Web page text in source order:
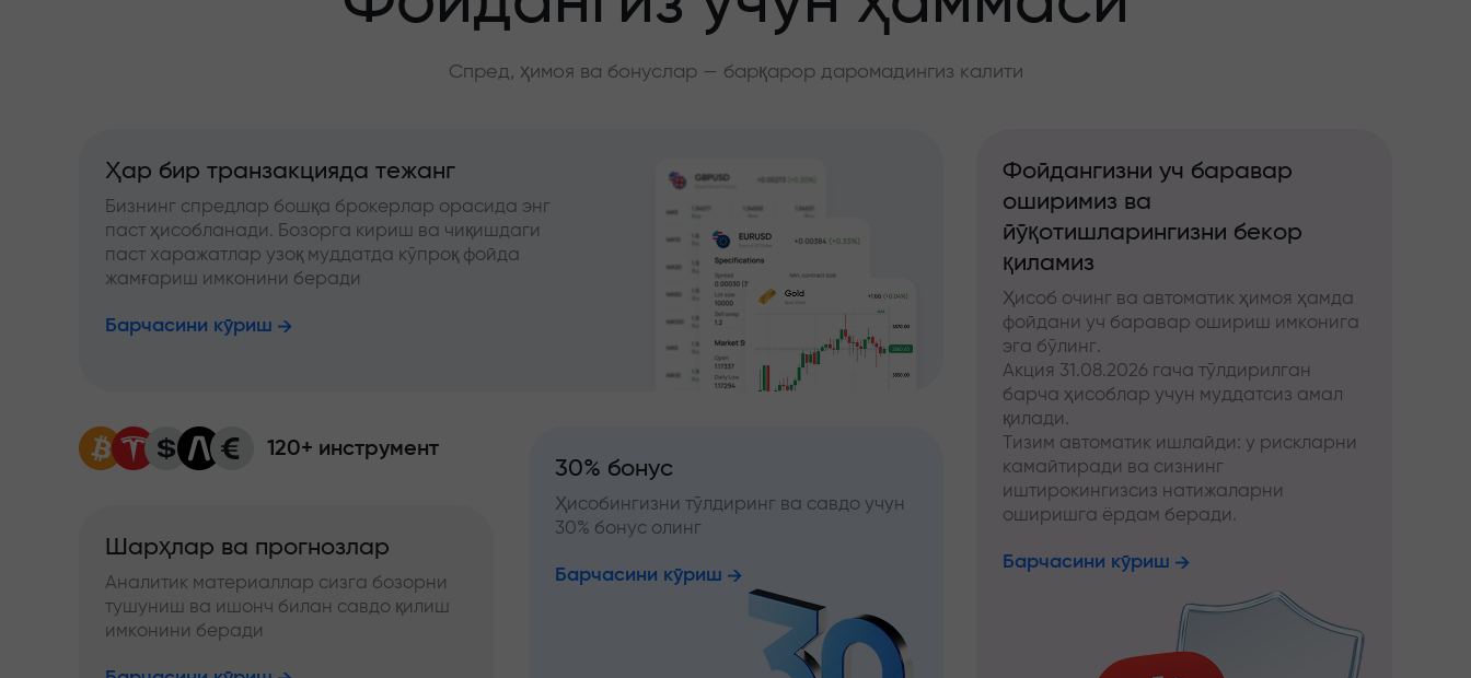
Спред, ҳимоя ва бонуслар — барқарор даромадингиз калити
Ҳар бир транзакцияда тежанг
Бизнинг спредлар бошқа брокерлар орасида энг
паст ҳисобланади. Бозорга кириш ва чиқишдаги
паст харажатлар узоқ муддатда кўпроқ фойда
жамғариш имконини беради
Барчасини кўриш
120+ инструмент
Шарҳлар ва прогнозлар
Аналитик материаллар сизга бозорни
тушуниш ва ишонч билан савдо қилиш
имконини беради
30% бонус
Ҳисобингизни тўлдиринг ва савдо учун
30% бонус олинг
Барчасини кўриш
Фойдангизни уч баравар
оширимиз ва
йўқотишларингизни бекор
қиламиз
Ҳисоб очинг ва автоматик ҳимоя ҳамда
фойдани уч баравар ошириш имконига
эга бўлинг.
Акция 31.08.2026 гача тўлдирилган
барча ҳисоблар учун муддатсиз амал
қилади.
Тизим автоматик ишлайди: у рискларни
камайтиради ва сизнинг
иштирокингизсиз натижаларни
оширишга ёрдам беради.
Барчасини кўриш